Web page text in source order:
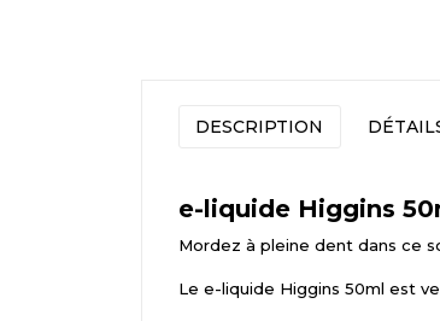
DESCRIPTION
e-liquide Higgins
Mordez à pleine dent dans ce
Le e-liquide Higgins 50ml est